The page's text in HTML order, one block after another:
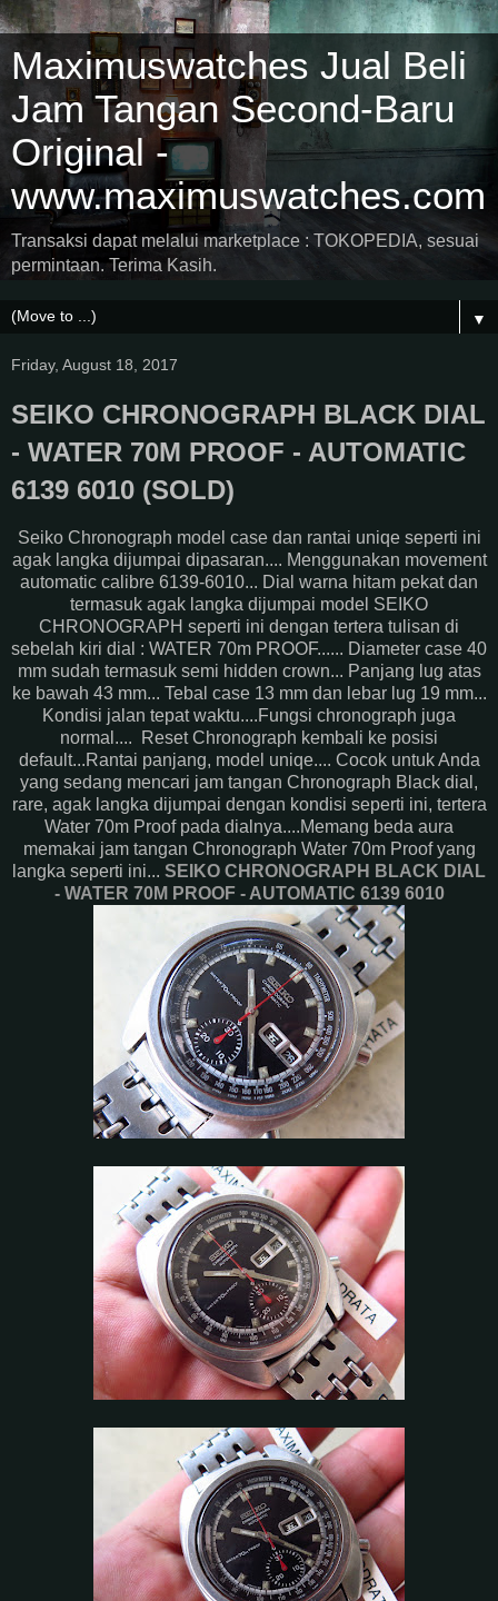
Maximuswatches Jual Beli
Jam Tangan Second-Baru
Original -
www.maximuswatches.com
Transaksi dapat melalui marketplace : TOKOPEDIA, sesuai
permintaan. Terima Kasih.
▼
Friday, August 18, 2017
SEIKO CHRONOGRAPH BLACK DIAL
- WATER 70M PROOF - AUTOMATIC
6139 6010 (SOLD)
Seiko Chronograph model case dan rantai uniqe seperti ini
agak langka dijumpai dipasaran.... Menggunakan movement
automatic calibre 6139-6010... Dial warna hitam pekat dan
termasuk agak langka dijumpai model SEIKO
CHRONOGRAPH seperti ini dengan tertera tulisan di
sebelah kiri dial : WATER 70m PROOF...... Diameter case 40
mm sudah termasuk semi hidden crown... Panjang lug atas
ke bawah 43 mm... Tebal case 13 mm dan lebar lug 19 mm...
Kondisi jalan tepat waktu....Fungsi chronograph juga
normal.... Reset Chronograph kembali ke posisi
default...Rantai panjang, model uniqe.... Cocok untuk Anda
yang sedang mencari jam tangan Chronograph Black dial,
rare, agak langka dijumpai dengan kondisi seperti ini, tertera
Water 70m Proof pada dialnya....Memang beda aura
memakai jam tangan Chronograph Water 70m Proof yang
langka seperti ini... SEIKO CHRONOGRAPH BLACK DIAL
- WATER 70M PROOF - AUTOMATIC 6139 6010